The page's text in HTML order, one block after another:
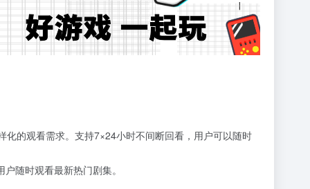
化的观看需求。支持7×24小时不间断回看，用户可以随时
随时观看最新热门剧集。